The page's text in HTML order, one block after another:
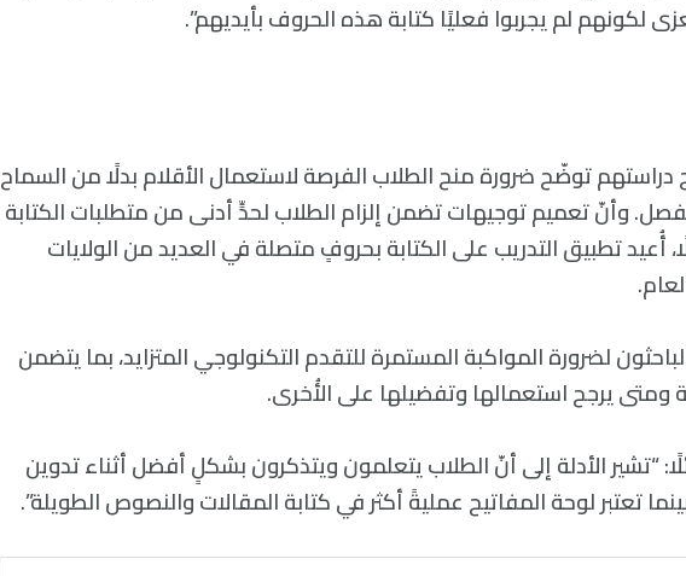
دراستهم توضّح ضرورة منح الطلاب الفرصة لاستعمال الأقلام بدلًا من السماح
وأنّ تعميم توجيهات تضمن إلزام الطلاب لحدٍّ أدنى من متطلبات الكتابة
تطبيق التدريب على الكتابة بحروفٍ متصلة في العديد من الولايات
لضرورة المواكبة المستمرة للتقدم التكنولوجي المتزايد، بما يتضمن
ومتى يرجح استعمالها وتفضيلها على الأُخرى.
“تشير الأدلة إلى أنّ الطلاب يتعلمون ويتذكرون بشكلٍ أفضل أثناء تدوين
تعتبر لوحة المفاتيح عمليةً أكثر في كتابة المقالات والنصوص الطويلة”.